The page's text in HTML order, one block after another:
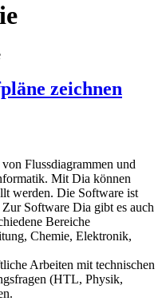
zeichnen
Flussdiagrammen und
Mit Dia können
werden. Die Software ist
Software Dia gibt es auch
Bereiche
Chemie, Elektronik,
Arbeiten mit technischen
(HTL, Physik,